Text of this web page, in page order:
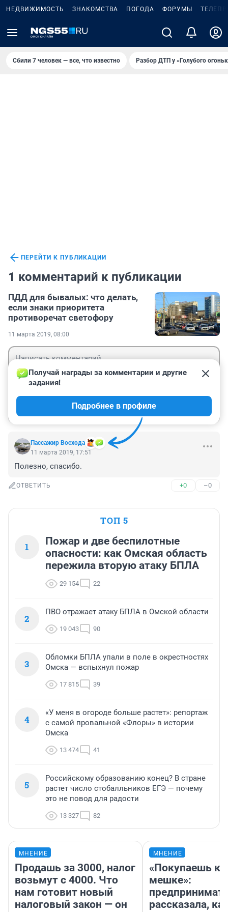
НЕДВИЖИМОСТЬ ЗНАКОМСТВА ПОГОДА ФОРУМЫ
Сбили 7 человек — все, что известно Разбор ДТП у «Голубого
ПЕРЕЙТИ К ПУБЛИКАЦИИ
1 комментарий к публикации
ПДД для бывалых: что делать,
если знаки приоритета
противоречат светофору
11 марта 2019, 08:00
Пассажир Восхода
Получай награды за комментарии и другие
задания!
Подробнее в профиле
11 марта 2019, 17:51
Полезно, спасибо.
ОТВЕТИТЬ +0 –0
ТОП 5
1
Пожар и две беспилотные
опасности: как Омская область
пережила вторую атаку БПЛА
29 154 22
2
ПВО отражает атаку БПЛА в Омской области
19 043 90
3
Обломки БПЛА упали в поле в окрестностях
Омска — вспыхнул пожар
17 815 39
4
«У меня в огороде больше растет»: репортаж
с самой провальной «Флоры» в истории
Омска
13 474 41
5
Российскому образованию конец? В стране
растет число стобалльников ЕГЭ — почему
это не повод для радости
13 327 82
МНЕНИЕ
Продашь за 3000, налог
возьмут с 4000. Что
нам готовит новый
налоговый закон — он
МНЕНИЕ
«Покупаешь
мешке»:
рассказала,